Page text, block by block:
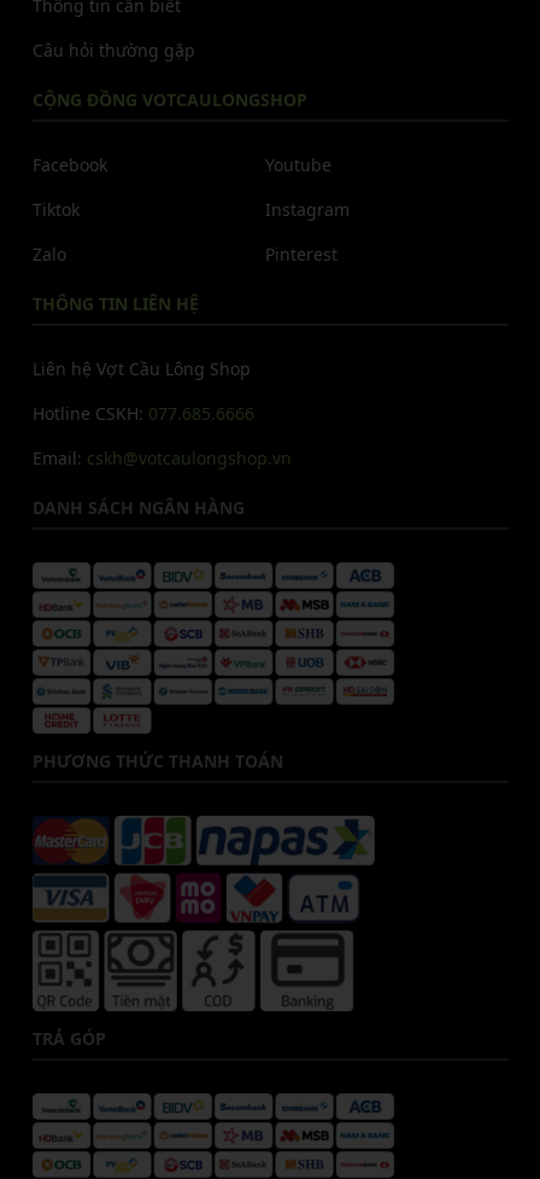
Thông tin cần biết
Câu hỏi thường gặp
CỘNG ĐỒNG VOTCAULONGSHOP
Facebook
Tiktok
Zalo
Youtube
Instagram
Pinterest
THÔNG TIN LIÊN HỆ
Liên hệ Vợt Cầu Lông Shop
Hotline CSKH: 077.685.6666
Email: cskh@votcaulongshop.vn
DANH SÁCH NGÂN HÀNG
PHƯƠNG THỨC THANH TOÁN
TRẢ GÓP